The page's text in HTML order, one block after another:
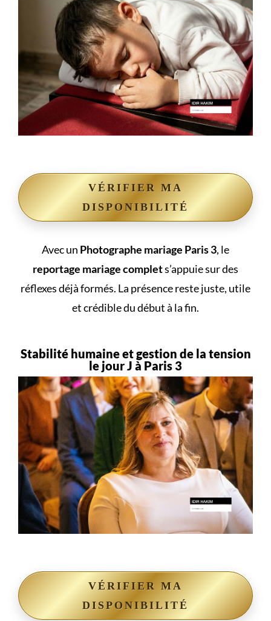
VÉRIFIER MA
DISPONIBILITÉ
Avec un Photographe mariage Paris 3, le
reportage mariage complets’appuie sur des
réflexes déjà formés. La présence reste juste, utile
et crédible du début à la fin.
Stabilité humaine et gestion de la tension
le jour J à Paris 3
VÉRIFIER MA
DISPONIBILITÉ